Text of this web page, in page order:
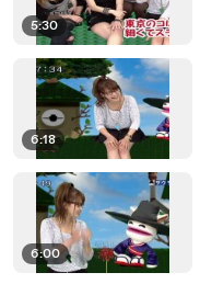
5:30
6:18
6:00